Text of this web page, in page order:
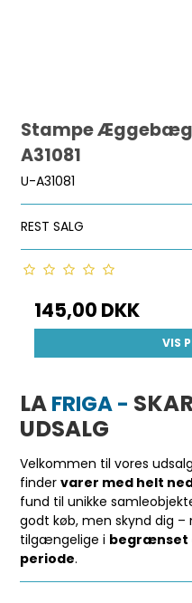
Stampe
A31081
U-A31081
REST SALG
145,00 DKK
VIS
LAFRIGA -
UDSALG
Velkommen til vores
findervarer med helt
fund til unikke
godt køb, men skynd dig –
tilgængelige i begrænset
periode.